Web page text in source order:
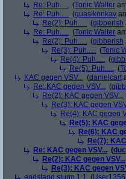
Re: Puh..... (Tonic Walter
Re: Puh..... (quasikonkav
Re(2): Puh..... (gibberish
Re: Puh..... (Tonic Walter
Re(2): Puh..... (gibberish
Re(3): Puh..... (Tonic
Re(4): Puh..... (
Re(5): Puh..... (
KAC gegen VSV... (danielcart
Re: KAC gegen VSV... (
Re(2): KAC gegen VSV...
Re(3): KAC gegen
Re(4): KAC gegen
Re(5): KAC
Re(6): KAC
Re(7):
Re: KAC gegen VSV... (
Re(2): KAC gegen VSV...
Re(3): KAC gegen
endstand sturm 1:1
(